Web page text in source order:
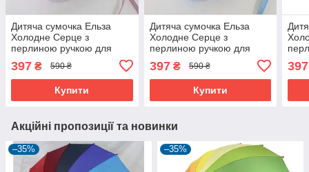
Дитяча сумочка Ельза
Холодне Серце з
перлиною ручкою для
дівчинки Рожевий (61133)
397 ₴ 590 ₴
Купити
Дитяча сумочка Ельза
Холодне Серце з
перлиною ручкою для
(61134)
397₴ 590 ₴
Купити
397
Акційні пропозиції та новинки
–35% –35%